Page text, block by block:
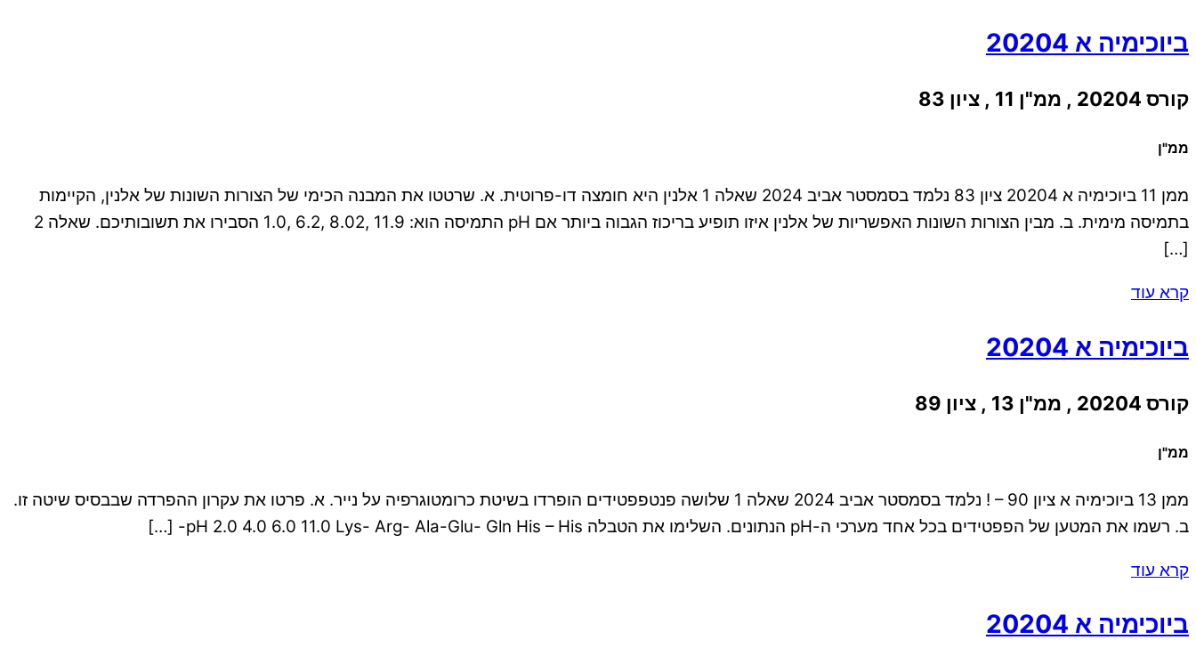
ביוכימיה א 20204
קורס 20204 , ממ"ן 11 , ציון 83
ממ"ן
ממן 11 ביוכימיה א 20204 ציון 83 נלמד בסמסטר אביב 2024 שאלה 1 אלנין היא חומצה דו-פרוטית. א. שרטטו את המבנה הכימי של הצורות השונות של אלנין, הקיימות
בתמיסה מימית. ב. מבין הצורות השונות האפשריות של אלנין איזו תופיע בריכוז הגבוה ביותר אם pH התמיסה הוא: 11.9 ,8.02 ,6.2 ,1.0 הסבירו את תשובותיכם. שאלה 2
[…]
קרא עוד
ביוכימיה א 20204
קורס 20204 , ממ"ן 13 , ציון 89
ממ"ן
ממן 13 ביוכימיה א ציון 90 – ! נלמד בסמסטר אביב 2024 שאלה 1 שלושה פנטפפטידים הופרדו בשיטת כרומטוגרפיה על נייר. א. פרטו את עקרון ההפרדה שבבסיס שיטה זו.
ב. רשמו את המטען של הפפטידים בכל אחד מערכי ה-pH הנתונים. השלימו את הטבלה pH 2.0 4.0 6.0 11.0 Lys- Arg- Ala-Glu- Gln His – His- […]
קרא עוד
ביוכימיה א 20204